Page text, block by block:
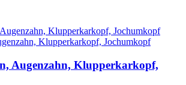
Klupperkarkopf, Jochumkopf
Augenzahn, Klupperkarkopf,